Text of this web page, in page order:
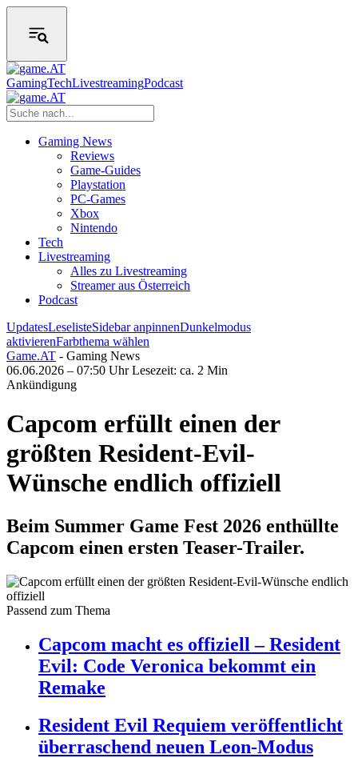
GamingTechLivestreamingPodcast
Gaming News
Reviews
Game-Guides
Playstation
PC-Games
Xbox
Nintendo
Tech
Livestreaming
Alles zu Livestreaming
Streamer aus Österreich
Podcast
UpdatesLeselisteSidebar anpinnenDunkelmodus
aktivierenFarbthema wählen
Game.AT - Gaming News
06.06.2026 – 07:50 Uhr Lesezeit: ca. 2 Min
Ankündigung
Capcom erfüllt einen der
größten Resident-Evil-
Wünsche endlich offiziell
Beim Summer Game Fest 2026 enthüllte
Capcom einen ersten Teaser-Trailer.
Passend zum Thema
Capcom macht es offiziell – Resident
Evil: Code Veronica bekommt ein
Remake
Resident Evil Requiem veröffentlicht
überraschend neuen Leon-Modus